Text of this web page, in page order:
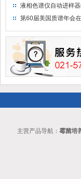
液相色谱仪自动进样
维护
第60届美国质谱年会
主营产品导航： 霉菌培